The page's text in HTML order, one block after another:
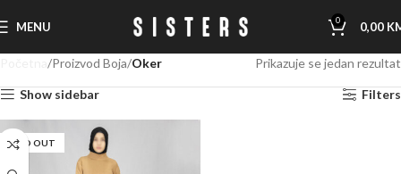
MENU 0 0,00
Proizvod Boja Oker Prikazuje se jedan rezultat
Show sidebar Filters
SOLD OUT